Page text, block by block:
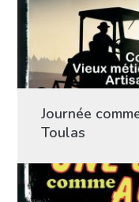
Journée
Toulas